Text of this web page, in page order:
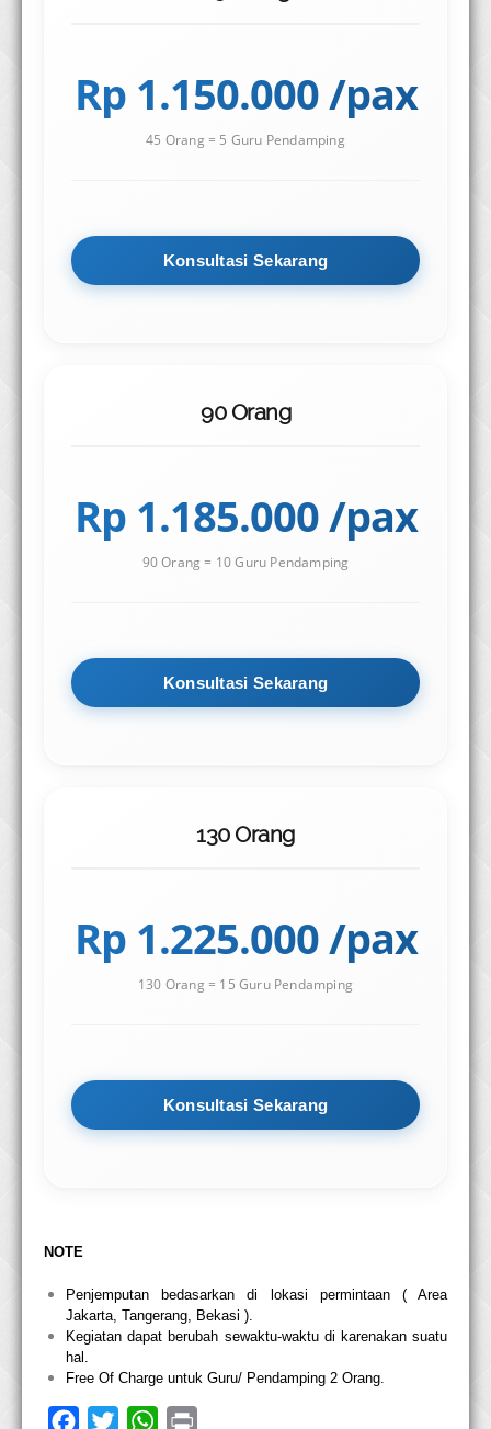
Rp 1.150.000 /pax
45 Orang = 5 Guru Pendamping
Konsultasi Sekarang
90 Orang
Rp 1.185.000 /pax
90 Orang = 10 Guru Pendamping
Konsultasi Sekarang
130 Orang
Rp 1.225.000 /pax
130 Orang = 15 Guru Pendamping
Konsultasi Sekarang
NOTE
Penjemputan bedasarkan di lokasi permintaan ( Area
Jakarta, Tangerang, Bekasi ).
Kegiatan dapat berubah sewaktu-waktu di karenakan suatu
hal.
Free Of Charge untuk Guru/ Pendamping 2 Orang.
W